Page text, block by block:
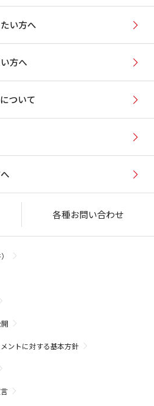
い方へ
方へ
ついて
各種お問い合わせ
ントに対する基本方針